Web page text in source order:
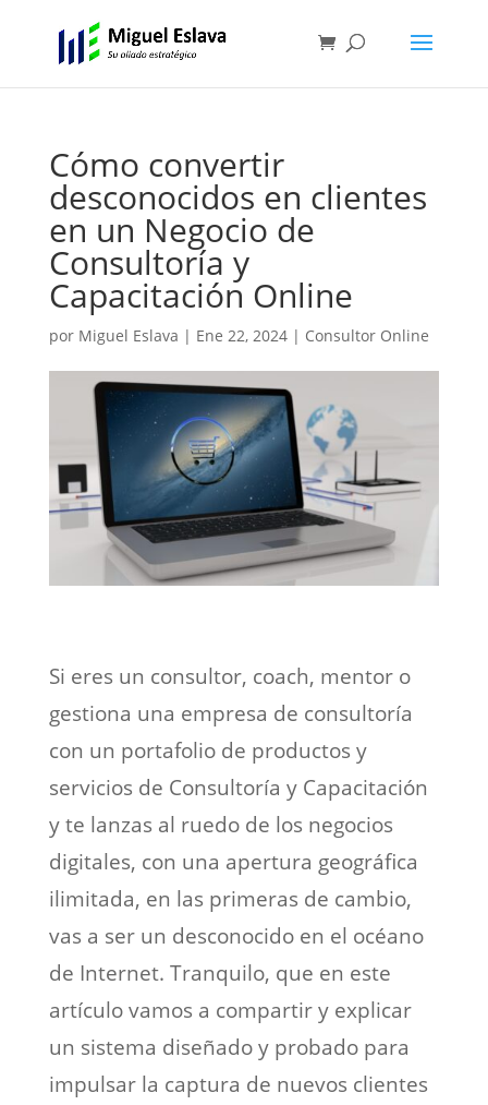
Cómo convertir
desconocidos en clientes
en un Negocio de
Consultoría y
Capacitación Online
por Miguel Eslava | Ene 22, 2024| Consultor Online
Si eres un consultor, coach, mentor o
gestiona una empresa de consultoría
con un portafolio de productos y
servicios de Consultoría y Capacitación
y te lanzas al ruedo de los negocios
digitales, con una apertura geográfica
ilimitada, en las primeras de cambio,
vas a ser un desconocido en el océano
de Internet. Tranquilo, que en este
artículo vamos a compartir y explicar
un sistema diseñado y probado para
impulsar la captura de nuevos clientes